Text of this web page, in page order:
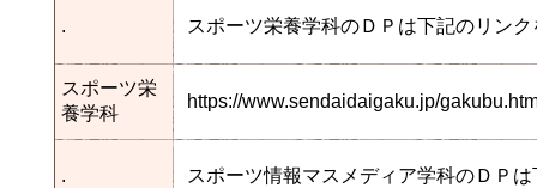
. スポーツ栄養学科のＤＰは下記のリン
スポーツ栄
養学科
https://www.sendaidaigaku.jp/
. スポーツ情報マスメディア学科のＤＰ